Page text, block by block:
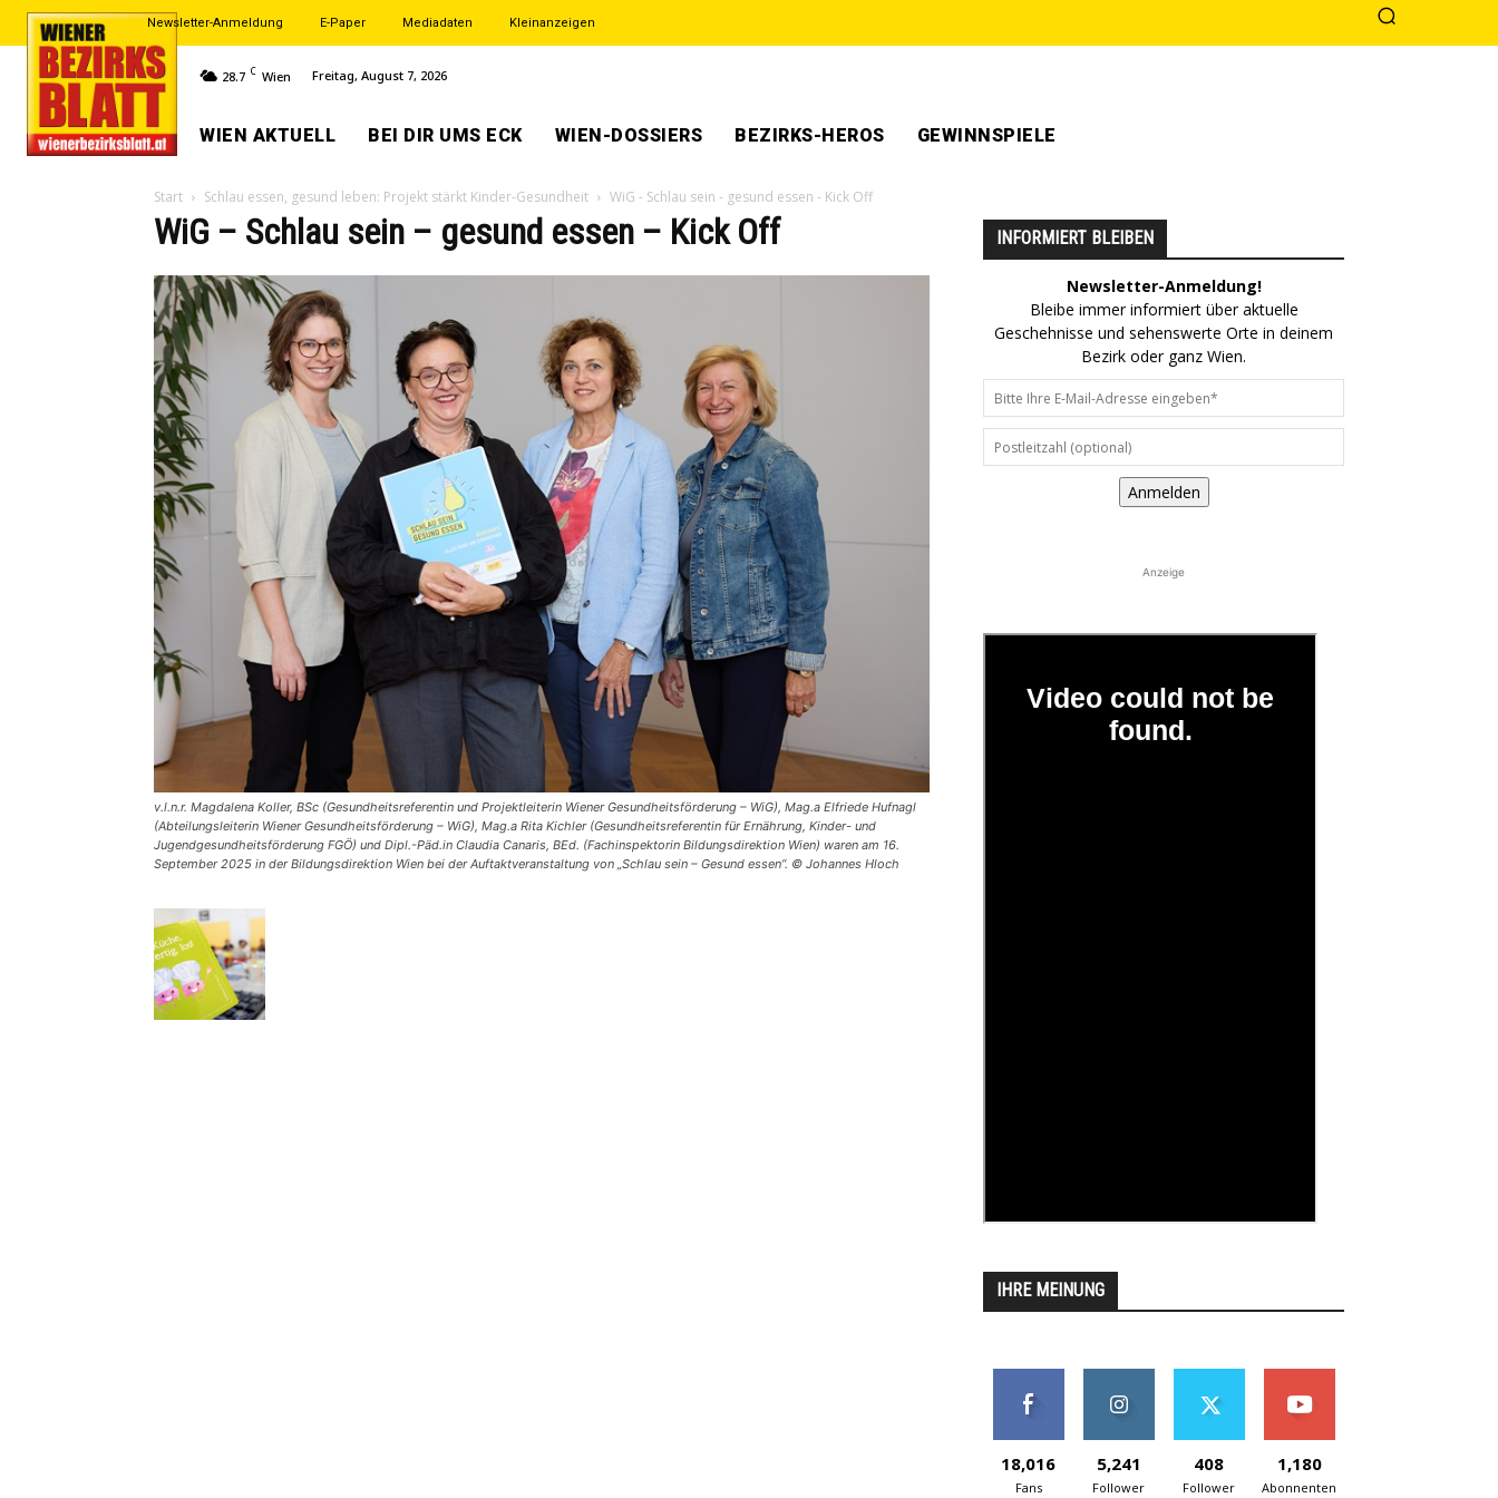
Newsletter-Anmeldung E-Paper Mediadaten Kleinanzeigen
28.7 C Wien Freitag, August 7, 2026
WIEN AKTUELL BEI DIR UMS ECK WIEN-DOSSIERS BEZIRKS-HEROS GEWINNSPIELE
Start Schlau essen, gesund leben: Projekt stärkt Kinder-Gesundheit WiG - Schlau sein - gesund essen - Kick Off
WiG – Schlau sein – gesund essen – Kick Off
v.l.n.r. Magdalena Koller, BSc (Gesundheitsreferentin und Projektleiterin Wiener Gesundheitsförderung – WiG), Mag.a Elfriede Hufnagl
(Abteilungsleiterin Wiener Gesundheitsförderung – WiG), Mag.a Rita Kichler (Gesundheitsreferentin für Ernährung, Kinder- und
Jugendgesundheitsförderung FGÖ) und Dipl.-Päd.in Claudia Canaris, BEd. (Fachinspektorin Bildungsdirektion Wien) waren am 16.
September 2025 in der Bildungsdirektion Wien bei der Auftaktveranstaltung von „Schlau sein – Gesund essen“. © Johannes Hloch
INFORMIERT BLEIBEN
Newsletter-Anmeldung!
Bleibe immer informiert über aktuelle
Geschehnisse und sehenswerte Orte in deinem
Bezirk oder ganz Wien.
Anmelden
Anzeige
IHRE MEINUNG
18,016
Fans
5,241
Follower
408
Follower
1,180
Abonnenten